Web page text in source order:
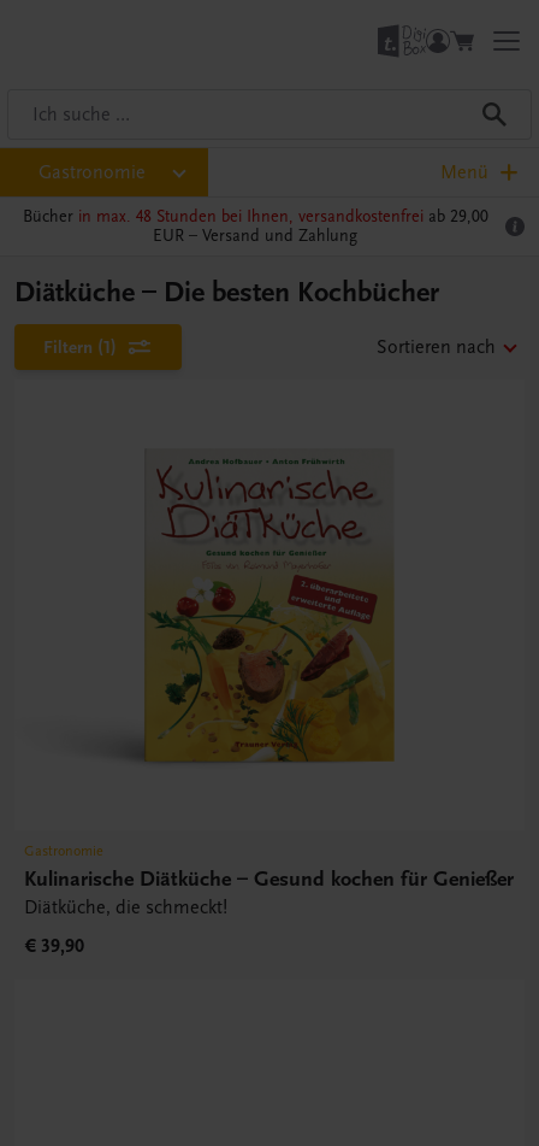
Gastronomie Menü
Bücher in max. 48 Stunden bei Ihnen, versandkostenfrei ab 29,00
EUR – Versand und Zahlung
Diätküche – Die besten Kochbücher
Filtern (1) Sortieren nach
Gastronomie
Kulinarische Diätküche – Gesund kochen für Genießer
Diätküche, die schmeckt!
€ 39,90